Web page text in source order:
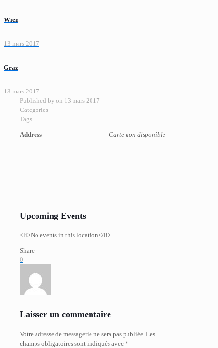
Wien
13 mars 2017
Graz
13 mars 2017
Published by on 13 mars 2017
Categories
Tags
Carte non disponible
Address
Upcoming Events
<li>No events in this location</li>
Share
0
Laisser un commentaire
Votre adresse de messagerie ne sera pas publiée. Les
champs obligatoires sont indiqués avec *